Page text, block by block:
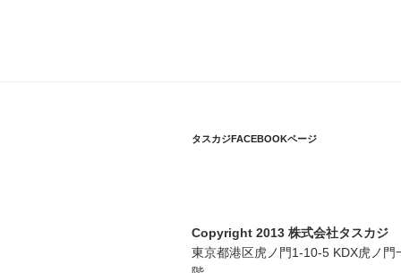
タスカジFACEBOOKページ
Copyright 2013 株式会社タスカジ
東京都港区虎ノ門1-10-5 KDX虎ノ門